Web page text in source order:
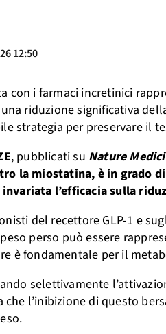
12:50
con i farmaci incretinici
riduzione significativa
strategia per preservare il
, pubblicati su Nature
la miostatina, è in grado
l’efficacia sulla
del recettore GLP-1 e
perso può essere
è fondamentale per il
selettivamente
che l’inibizione di questo